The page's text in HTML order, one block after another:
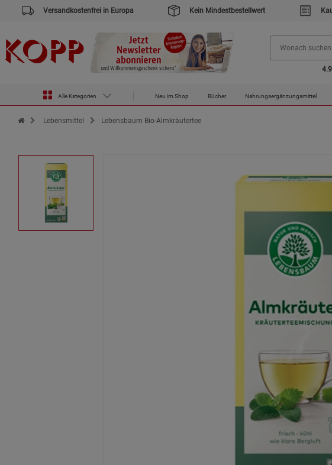
Versandkostenfrei in Europa Kein Mindestbestellwert
Alle Kategorien Neu im Shop Bücher Nahrungsergänzungsmittel
Zur Startseite des Kopp Verlag Online-Shop
Lebensmittel Lebensbaum Bio-Almkräutertee